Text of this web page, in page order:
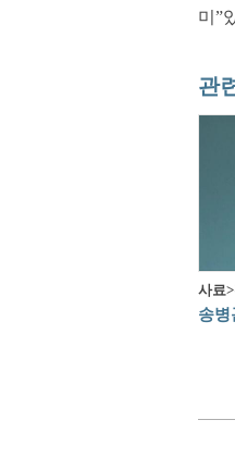
미”
관
사료>
송병